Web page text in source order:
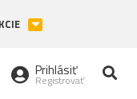
Prihlásiť
Registrovať